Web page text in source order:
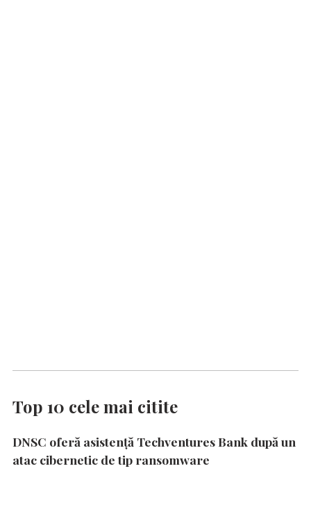
Top 10 cele mai citite
DNSC oferă asistență Techventures Bank după un
atac cibernetic de tip ransomware